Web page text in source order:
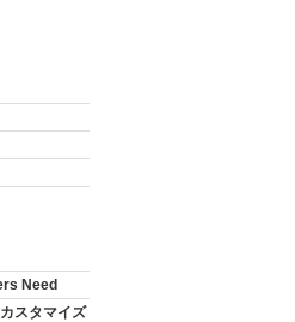
Need
スタマイズ